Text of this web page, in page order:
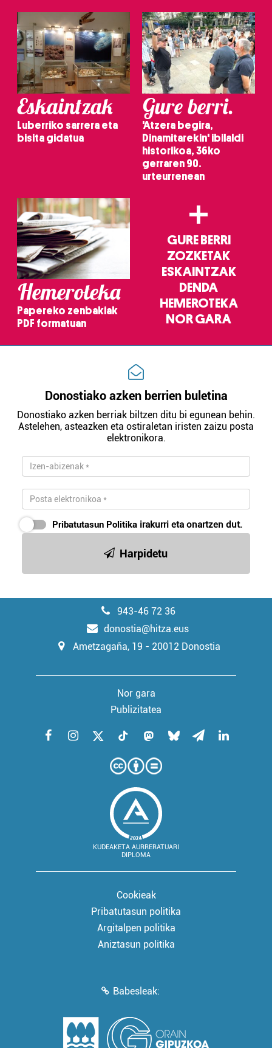
Eskaintzak
Luberriko sarrera eta
bisita gidatua
Gure berri.
'Atzera begira,
Dinamitarekin' ibilaldi
historikoa, 36ko
gerraren 90.
urteurrenean
Hemeroteka
Papereko zenbakiak
PDF formatuan
+
GURE BERRI
ZOZKETAK
ESKAINTZAK
DENDA
HEMEROTEKA
NOR GARA
Donostiako azken berrien buletina
Donostiako azken berriak biltzen ditu bi egunean behin.
Astelehen, asteazken eta ostiraletan iristen zaizu posta
elektronikora.
Pribatutasun Politika irakurri eta onartzen dut.
Harpidetu
943-46 72 36
donostia@hitza.eus
Ametzagaña, 19 - 20012 Donostia
Nor gara
Publizitatea
KUDEAKETA AURRERATUARI
DIPLOMA
Cookieak
Pribatutasun politika
Argitalpen politika
Aniztasun politika
Babesleak: